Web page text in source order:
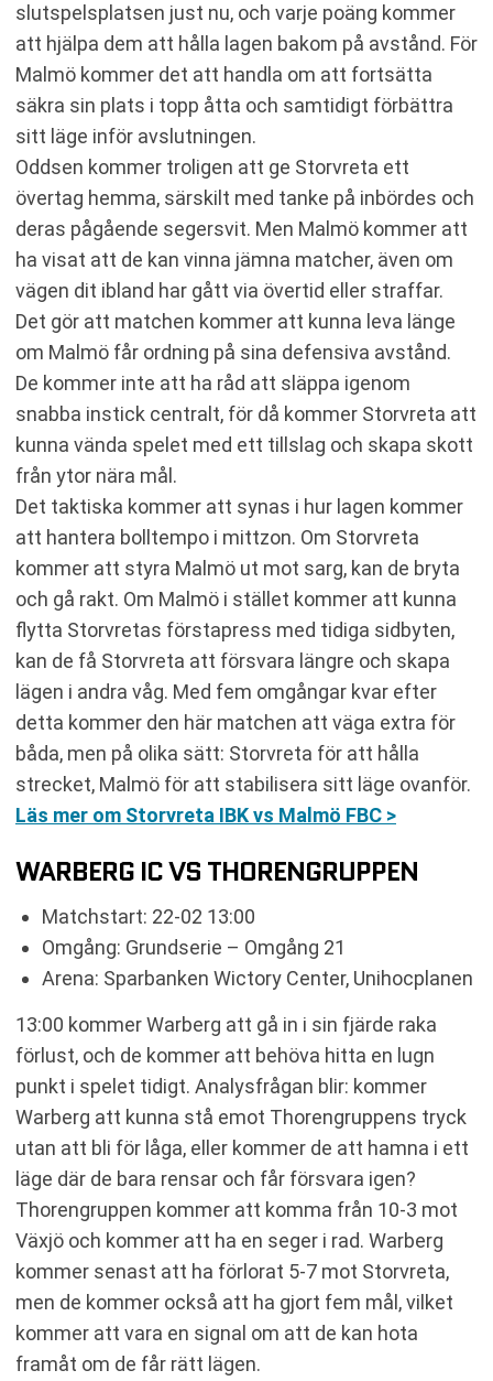
slutspelsplatsen just nu, och varje poäng kommer
att hjälpa dem att hålla lagen bakom på avstånd. För
Malmö kommer det att handla om att fortsätta
säkra sin plats i topp åtta och samtidigt förbättra
sitt läge inför avslutningen.
Oddsen kommer troligen att ge Storvreta ett
övertag hemma, särskilt med tanke på inbördes och
deras pågående segersvit. Men Malmö kommer att
ha visat att de kan vinna jämna matcher, även om
vägen dit ibland har gått via övertid eller straffar.
Det gör att matchen kommer att kunna leva länge
om Malmö får ordning på sina defensiva avstånd.
De kommer inte att ha råd att släppa igenom
snabba instick centralt, för då kommer Storvreta att
kunna vända spelet med ett tillslag och skapa skott
från ytor nära mål.
Det taktiska kommer att synas i hur lagen kommer
att hantera bolltempo i mittzon. Om Storvreta
kommer att styra Malmö ut mot sarg, kan de bryta
och gå rakt. Om Malmö i stället kommer att kunna
flytta Storvretas förstapress med tidiga sidbyten,
kan de få Storvreta att försvara längre och skapa
lägen i andra våg. Med fem omgångar kvar efter
detta kommer den här matchen att väga extra för
båda, men på olika sätt: Storvreta för att hålla
strecket, Malmö för att stabilisera sitt läge ovanför.
Läs mer om Storvreta IBK vs Malmö FBC >
WARBERG IC VS THORENGRUPPEN
Matchstart: 22-02 13:00
Omgång: Grundserie – Omgång 21
Arena: Sparbanken Wictory Center, Unihocplanen
13:00 kommer Warberg att gå in i sin fjärde raka
förlust, och de kommer att behöva hitta en lugn
punkt i spelet tidigt. Analysfrågan blir: kommer
Warberg att kunna stå emot Thorengruppens tryck
utan att bli för låga, eller kommer de att hamna i ett
läge där de bara rensar och får försvara igen?
Thorengruppen kommer att komma från 10-3 mot
Växjö och kommer att ha en seger i rad. Warberg
kommer senast att ha förlorat 5-7 mot Storvreta,
men de kommer också att ha gjort fem mål, vilket
kommer att vara en signal om att de kan hota
framåt om de får rätt lägen.